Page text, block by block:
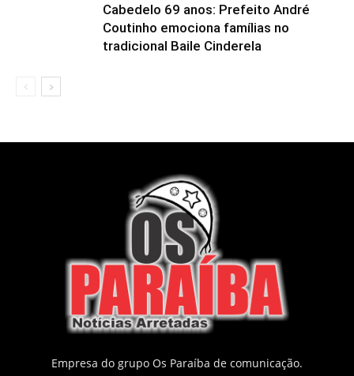
Cabedelo 69 anos: Prefeito André
Coutinho emociona famílias no
tradicional Baile Cinderela
Empresa do grupo Os Paraíba de comunicação.